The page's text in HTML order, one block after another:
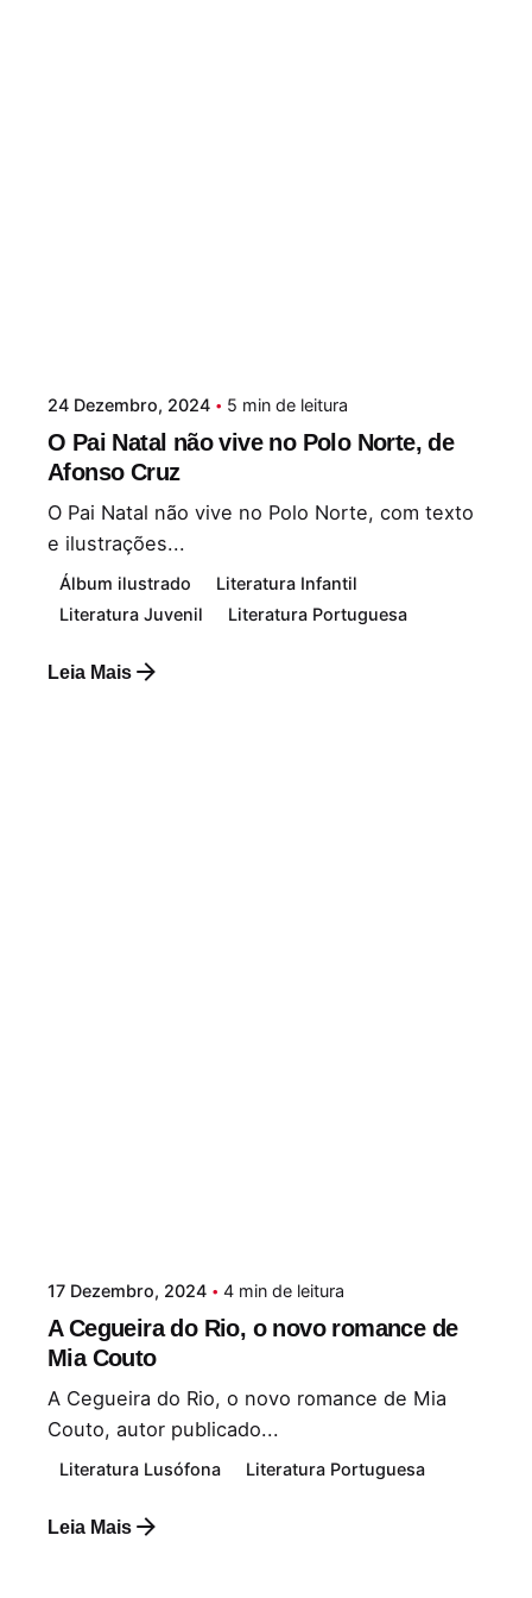
24 Dezembro, 2024 5 min de leitura
O Pai Natal não vive no Polo Norte, de
Afonso Cruz
O Pai Natal não vive no Polo Norte, com texto
e ilustrações...
Álbum ilustrado
Literatura Infantil
Literatura Juvenil
Literatura Portuguesa
Leia Mais
17 Dezembro, 2024 4 min de leitura
A Cegueira do Rio, o novo romance de
Mia Couto
A Cegueira do Rio, o novo romance de Mia
Couto, autor publicado...
Literatura Lusófona Literatura Portuguesa
Leia Mais